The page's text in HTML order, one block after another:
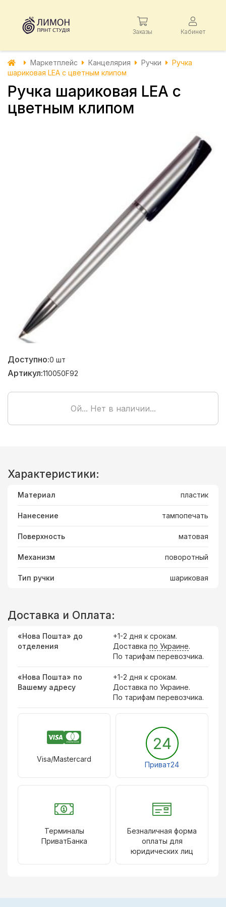
Заказы Кабинет
Маркетплейс Канцелярия Ручки
Ручка
шариковая LEA с цветным клипом
Ручка шариковая LEA с
цветным клипом
Доступно:0 шт
Артикул:110050F92
Ой... Нет в наличии...
Характеристики:
Материал пластик
Нанесение тампопечать
Поверхность матовая
Механизм поворотный
Тип ручки шариковая
Доставка и Оплата:
«Нова Пошта» до
отделения
+1-2 дня к срокам.
Доставка по Украине.
По тарифам перевозчика.
«Нова Пошта» по
Вашему адресу
+1-2 дня к срокам.
Доставка по Украине.
По тарифам перевозчика.
Visa/Mastercard
24
Приват24
Терминалы
ПриватБанка
Безналичная форма
оплаты для
юридических лиц